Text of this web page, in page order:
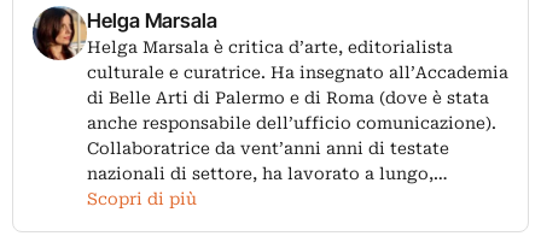
Helga Marsala
Helga Marsala è critica d’arte, editorialista
culturale e curatrice. Ha insegnato all’Accademia
di Belle Arti di Palermo e di Roma (dove è stata
anche responsabile dell’ufficio comunicazione).
Collaboratrice da vent’anni anni di testate
nazionali di settore, ha lavorato a lungo,…
Scopri di più